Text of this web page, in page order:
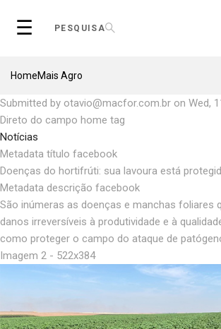
☰ PESQUISA
Breadcrumb
HomeMais Agro
Submitted by otavio@macfor.com.br on Wed,
Direto do campo home tag
Notícias
Metadata título facebook
Doenças do hortifrúti: sua lavoura está
Metadata descrição facebook
São inúmeras as doenças e manchas foliares
danos irreversíveis à produtividade e à
como proteger o campo do ataque de
Imagem 2 - 522x384